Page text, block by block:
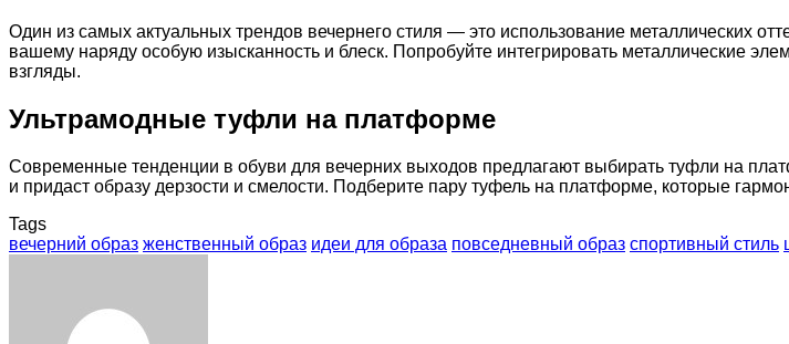
Один из самых актуальных трендов вечернего стиля — это использование металлических
вашему наряду особую изысканность и блеск. Попробуйте интегрировать металлические
взгляды.
Ультрамодные туфли на платформе
Современные тенденции в обуви для вечерних выходов предлагают выбирать туфли на
и придаст образу дерзости и смелости. Подберите пару туфель на платформе, которые
Tags
вечерний образ женственный образ идеи для образа повседневный образ спортивный стиль